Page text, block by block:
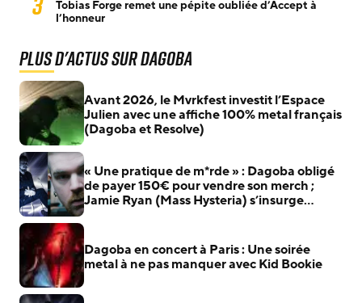
Tobias Forge remet une pépite oubliée d’Accept à
l’honneur
Plus d'actus sur Dagoba
Avant 2026, le Mvrkfest investit l’Espace
Julien avec une affiche 100% metal français
(Dagoba et Resolve)
« Une pratique de m*rde » : Dagoba obligé
de payer 150€ pour vendre son merch ;
Jamie Ryan (Mass Hysteria) s’insurge
Dagoba en concert à Paris : Une soirée
metal à ne pas manquer avec Kid Bookie